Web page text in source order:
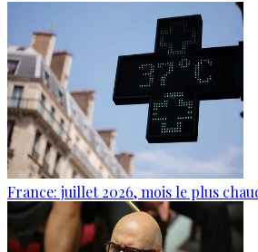
France: juillet 2026, mois le plus